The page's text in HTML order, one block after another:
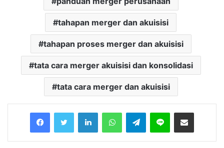
tahapan merger dan akuisisi
tahapan proses merger dan akuisisi
tata cara merger akuisisi dan konsolidasi
tata cara merger dan akuisisi
Telegram